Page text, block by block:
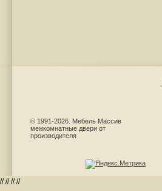
© 1991-2026. Мебель Массив
межкомнатные двери от
производителя
////////